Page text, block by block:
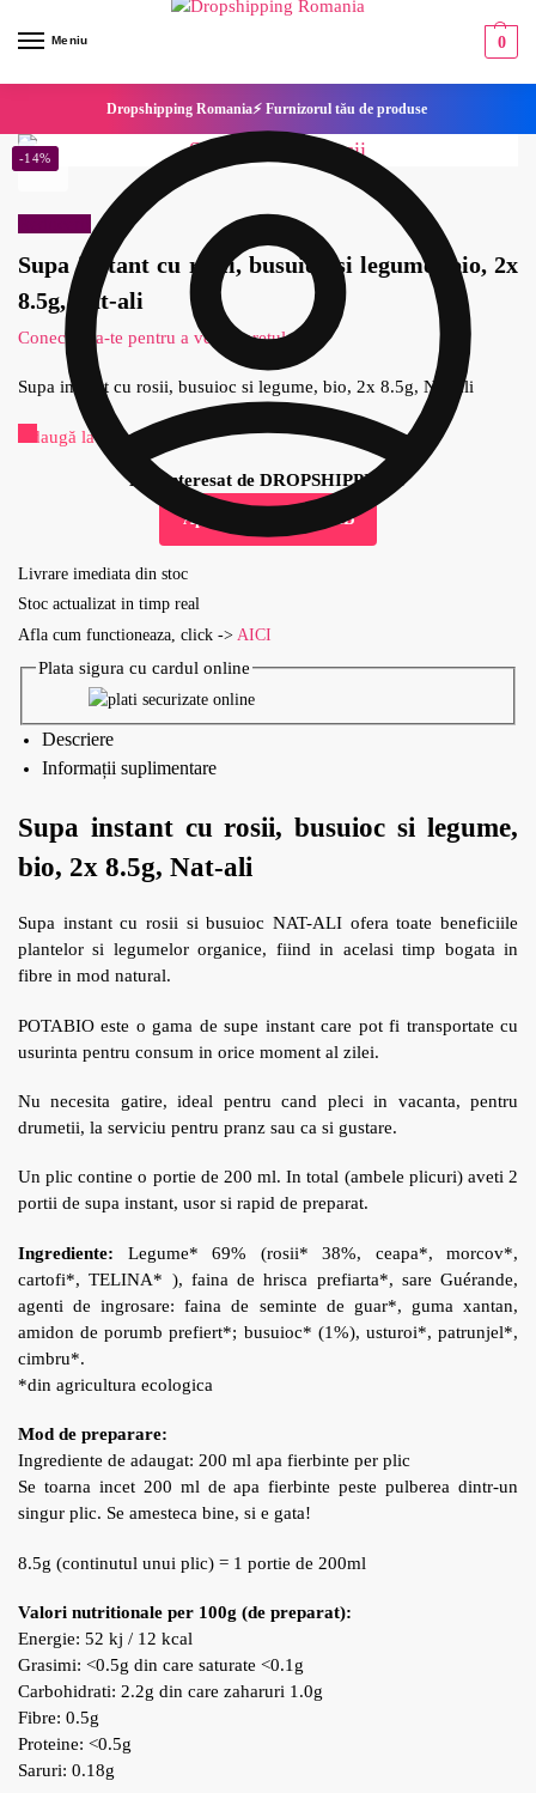
Meniu 0
Dropshipping Romania⚡ Furnizorul tău de produse
Supa instant cu rosii, busuioc si legume, bio, 2x
8.5g, Nat-ali
Conecteaza-te pentru a vedea pretul
-14%
Supa instant cu rosii, busuioc si legume, bio, 2x 8.5g, Nat-ali
Adaugă la Favorite
Esti interesat de DROPSHIPPING?
Aplica pentru cont B2B
Livrare imediata din stoc
Stoc actualizat in timp real
Afla cum functioneaza, click -> AICI
Plata sigura cu cardul online
Descriere
Informații suplimentare
Supa instant cu rosii, busuioc si legume,
bio, 2x 8.5g, Nat-ali
Supa instant cu rosii si busuioc NAT-ALI ofera toate beneficiile
plantelor si legumelor organice, fiind in acelasi timp bogata in
fibre in mod natural.
POTABIO este o gama de supe instant care pot fi transportate cu
usurinta pentru consum in orice moment al zilei.
Nu necesita gatire, ideal pentru cand pleci in vacanta, pentru
drumetii, la serviciu pentru pranz sau ca si gustare.
Un plic contine o portie de 200 ml. In total (ambele plicuri) aveti 2
portii de supa instant, usor si rapid de preparat.
Ingrediente: Legume* 69% (rosii* 38%, ceapa*, morcov*,
cartofi*, TELINA* ), faina de hrisca prefiarta*, sare Guérande,
agenti de ingrosare: faina de seminte de guar*, guma xantan,
amidon de porumb prefiert*; busuioc* (1%), usturoi*, patrunjel*,
cimbru*.
*din agricultura ecologica
Mod de preparare:
Ingrediente de adaugat: 200 ml apa fierbinte per plic
Se toarna incet 200 ml de apa fierbinte peste pulberea dintr-un
singur plic. Se amesteca bine, si e gata!
8.5g (continutul unui plic) = 1 portie de 200ml
Valori nutritionale per 100g (de preparat):
Energie: 52 kj / 12 kcal
Grasimi: <0.5g din care saturate <0.1g
Carbohidrati: 2.2g din care zaharuri 1.0g
Fibre: 0.5g
Proteine: <0.5g
Saruri: 0.18g